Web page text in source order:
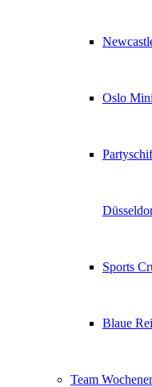
Oslo
Sports
Blaue
Team